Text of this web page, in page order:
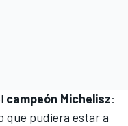
campeón Michelisz:
que pudiera estar a